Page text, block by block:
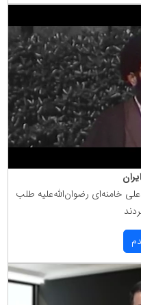
خامنه‌ای رضوان‌الله‌علیه طلب